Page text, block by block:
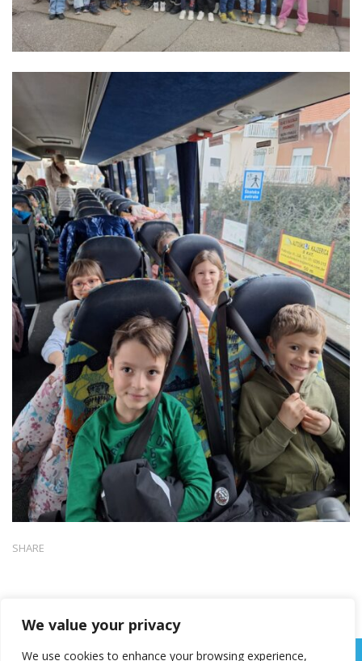
We value your privacy
We use cookies to enhance your browsing experience,
SHARE